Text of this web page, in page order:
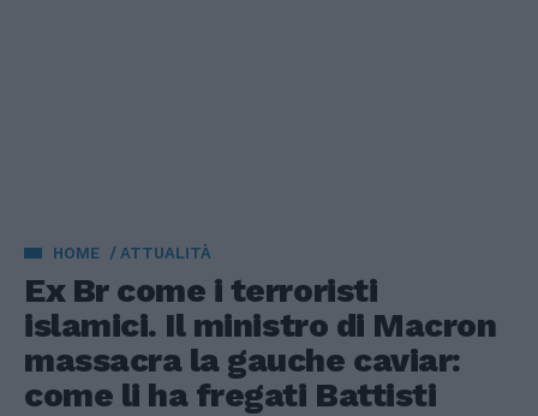
HOME ATTUALITÀ
Ex Br come i terroristi
islamici. Il ministro di Macron
massacra la gauche caviar:
come li ha fregati Battisti